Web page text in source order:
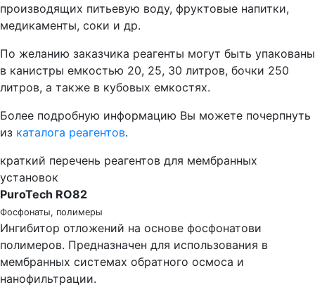
производящих питьевую воду, фруктовые напитки,
медикаменты, соки и др.
По желанию заказчика реагенты могут быть упакованы
в канистры емкостью 20, 25, 30 литров, бочки 250
литров, а также в кубовых емкостях.
Более подробную информацию Вы можете почерпнуть
из каталога реагентов.
краткий перечень реагентов для мембранных
установок
PuroTech RO82
Фосфонаты, полимеры
Ингибитор отложений на основе фосфонатови
полимеров. Предназначен для использования в
мембранных системах обратного осмоса и
нанофильтрации.